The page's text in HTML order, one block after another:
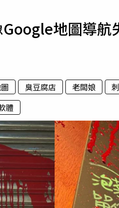
Google地圖導
臭豆腐店 老闆娘
體